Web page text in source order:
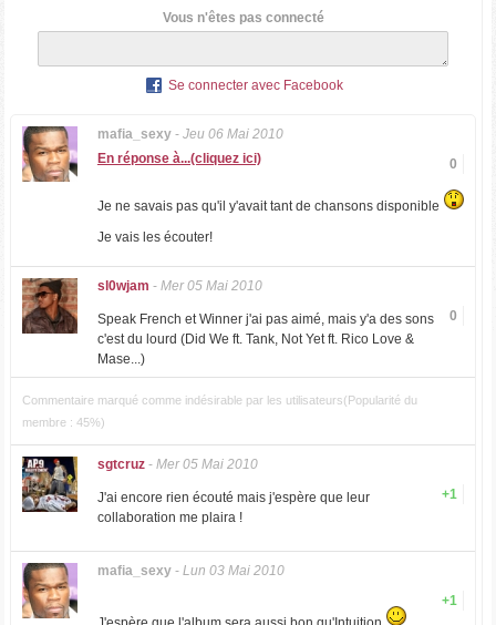
Vous n'êtes pas connecté
Se connecter avec Facebook
mafia_sexy- Jeu 06 Mai 2010
0
En réponse à...(cliquez ici)
Je ne savais pas qu'il y'avait tant de chansons disponible
Je vais les écouter!
sl0wjam - Mer 05 Mai 2010
0
Speak French et Winner j'ai pas aimé, mais y'a des sons
c'est du lourd (Did We ft. Tank, Not Yet ft. Rico Love &
Mase...)
Commentaire marqué comme indésirable par les utilisateurs(Popularité du
membre : 45%)
sgtcruz- Mer 05 Mai 2010
+1
J'ai encore rien écouté mais j'espère que leur
collaboration me plaira !
mafia_sexy- Lun 03 Mai 2010
+1